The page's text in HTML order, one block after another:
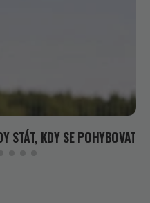
STÁT, KDY SE POHYBOVAT